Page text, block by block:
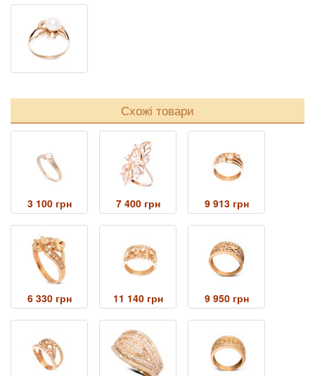
Схожі товари
3 100 грн 7 400 грн 9 913 грн
6 330 грн 11 140 грн 9 950 грн